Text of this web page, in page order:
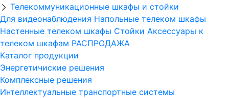
Телекоммуникационные шкафы и стойки
Для видеонаблюдения Напольные телеком шкафы
Настенные телеком шкафы Стойки Аксессуары к
телеком шкафам РАСПРОДАЖА
Каталог продукции
Энергетичиские решения
Комплексные решения
Интеллектуальные транспортные системы